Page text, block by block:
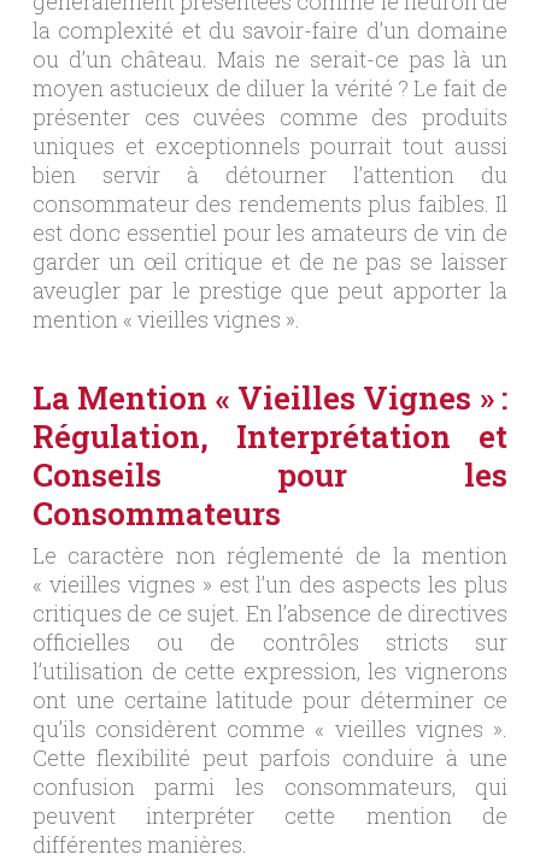
la complexité et du savoir-faire d’un domaine
ou d’un château. Mais ne serait-ce pas là un
moyen astucieux de diluer la vérité ? Le fait de
présenter ces cuvées comme des produits
uniques et exceptionnels pourrait tout aussi
bien servir à détourner l’attention du
consommateur des rendements plus faibles. Il
est donc essentiel pour les amateurs de vin de
garder un œil critique et de ne pas se laisser
aveugler par le prestige que peut apporter la
mention « vieilles vignes ».
La Mention « Vieilles Vignes » :
Régulation, Interprétation et
Conseils pour les
Consommateurs
Le caractère non réglementé de la mention
« vieilles vignes » est l’un des aspects les plus
critiques de ce sujet. En l’absence de directives
officielles ou de contrôles stricts sur
l’utilisation de cette expression, les vignerons
ont une certaine latitude pour déterminer ce
qu’ils considèrent comme « vieilles vignes ».
Cette flexibilité peut parfois conduire à une
confusion parmi les consommateurs, qui
peuvent interpréter cette mention de
différentes manières.